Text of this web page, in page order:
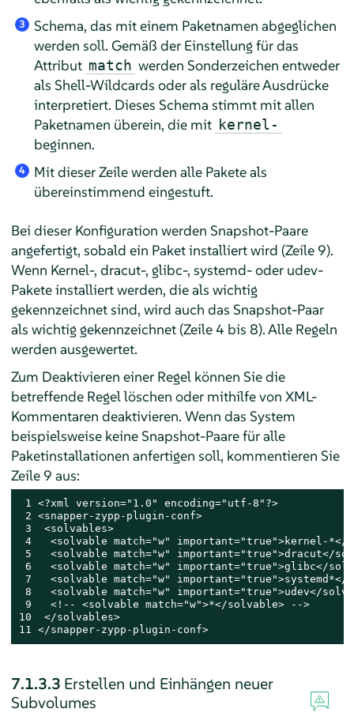
3
Schema, das mit einem Paketnamen abgeglichen
werden soll. Gemäß der Einstellung für das
Attribut match werden Sonderzeichen entweder
als Shell-Wildcards oder als reguläre Ausdrücke
interpretiert. Dieses Schema stimmt mit allen
Paketnamen überein, die mit kernel-
beginnen.
4
Mit dieser Zeile werden alle Pakete als
übereinstimmend eingestuft.
Bei dieser Konfiguration werden Snapshot-Paare
angefertigt, sobald ein Paket installiert wird (Zeile 9).
Wenn Kernel-, dracut-, glibc-, systemd- oder udev-
Pakete installiert werden, die als wichtig
gekennzeichnet sind, wird auch das Snapshot-Paar
als wichtig gekennzeichnet (Zeile 4 bis 8). Alle Regeln
werden ausgewertet.
Zum Deaktivieren einer Regel können Sie die
betreffende Regel löschen oder mithilfe von XML-
Kommentaren deaktivieren. Wenn das System
beispielsweise keine Snapshot-Paare für alle
Paketinstallationen anfertigen soll, kommentieren Sie
Zeile 9 aus:
1 <?xml version="1.0" encoding="utf-8"?>
2 <snapper-zypp-plugin-conf>
3  <solvables>
4   <solvable match="w" important="true">kernel-*</
5   <solvable match="w" important="true">dracut</
6   <solvable match="w" important="true">glibc</
7   <solvable match="w" important="true">systemd*</
8   <solvable match="w" important="true">udev</
9   <!-- <solvable match="w">*</solvable> -->
10  </solvables>
11 </snapper-zypp-plugin-conf>
7.1.3.3 Erstellen und Einhängen neuer
Subvolumes